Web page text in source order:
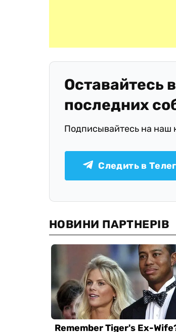
Оставайтесь
последних
Подписывайтесь на наш
Следить в